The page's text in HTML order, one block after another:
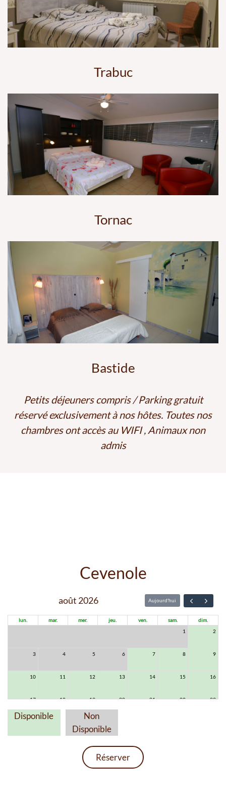
Trabuc
Tornac
Bastide
Petits déjeuners compris / Parking gratuit
réservé exclusivement à nos hôtes. Toutes nos
chambres ont accès au WIFI , Animaux non
admis
Cevenole
août 2026 Aujourd'hui
lun. mar. mer. jeu. ven. sam.
dim.
1 2
3 4 5 6 7 8 9
10 11 12 13 14 15 16
17 18 19 20 21 22 23
2 3
Disponible
Non
Disponible
Réserver